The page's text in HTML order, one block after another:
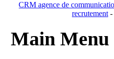
CRM agence de
recrutement-
Main Menu